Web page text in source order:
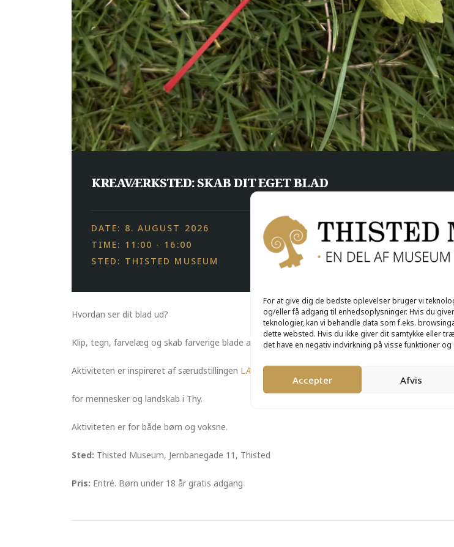
For at give dig de bedste oplevelser bruger vi
og/eller få adgang til enhedsoplysninger. Hvis du
teknologier, kan vi behandle data som f.eks.
dette websted. Hvis du ikke giver dit samtykke eller
det have en negativ indvirkning på visse funktioner og
Accepter Afvis
KREAVÆRKSTED: SKAB DIT EGET BLAD
DATE: 8. AUGUST 2026
TIME: 11:00 - 16:00
STED: THISTED MUSEUM
Hvordan ser dit blad ud?
Klip, tegn, farvelæg og skab farverige blade af forskelligt materiale, og hæng dem på vores
Aktiviteten er inspireret af særudstillingen LÆ – træernes Thy på Thisted Museum, hvor du
for mennesker og landskab i Thy.
Aktiviteten er for både børn og voksne.
Sted: Thisted Museum, Jernbanegade 11, Thisted
Pris: Entré. Børn under 18 år gratis adgang